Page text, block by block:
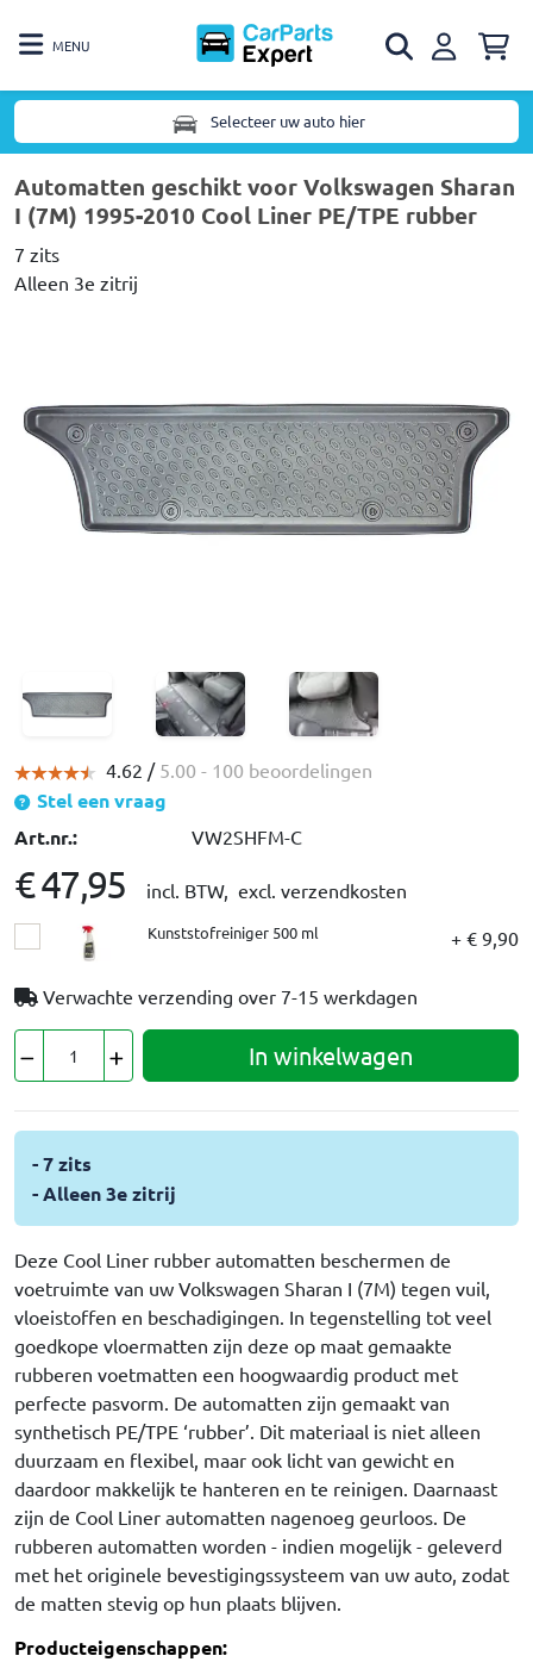
MENU
Selecteer uw auto hier
Automatten geschikt voor Volkswagen Sharan
I (7M) 1995-2010 Cool Liner PE/TPE rubber
7 zits
Alleen 3e zitrij
4.62 / 5.00 - 100 beoordelingen
Stel een vraag
Art.nr.:
VW2SHFM-C
€ 47,95 incl. BTW, excl. verzendkosten
Kunststofreiniger 500 ml + € 9,90
Verwachte verzending over 7-15 werkdagen
In winkelwagen
- 7 zits
- Alleen 3e zitrij
Deze Cool Liner rubber automatten beschermen de
voetruimte van uw Volkswagen Sharan I (7M) tegen vuil,
vloeistoffen en beschadigingen. In tegenstelling tot veel
goedkope vloermatten zijn deze op maat gemaakte
rubberen voetmatten een hoogwaardig product met
perfecte pasvorm. De automatten zijn gemaakt van
synthetisch PE/TPE ‘rubber’. Dit materiaal is niet alleen
duurzaam en flexibel, maar ook licht van gewicht en
daardoor makkelijk te hanteren en te reinigen. Daarnaast
zijn de Cool Liner automatten nagenoeg geurloos. De
rubberen automatten worden - indien mogelijk - geleverd
met het originele bevestigingssysteem van uw auto, zodat
de matten stevig op hun plaats blijven.
Producteigenschappen: